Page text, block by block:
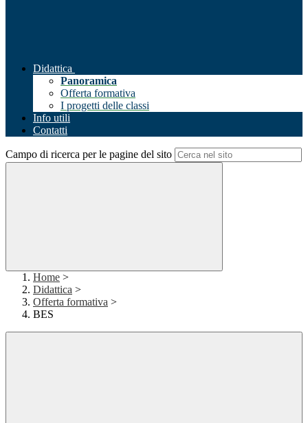
Didattica
Panoramica
Offerta formativa
I progetti delle classi
Info utili
Contatti
Campo di ricerca per le pagine del sito
Home >
Didattica >
Offerta formativa >
BES